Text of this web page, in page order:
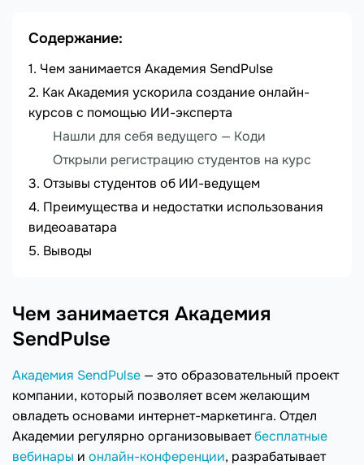
Содержание:
Чем занимается Академия SendPulse
Как Академия ускорила создание онлайн-
курсов с помощью ИИ-эксперта
Нашли для себя ведущего — Коди
Открыли регистрацию студентов на курс
Отзывы студентов об ИИ-ведущем
Преимущества и недостатки использования
видеоаватара
Выводы
Чем занимается Академия
SendPulse
Академия SendPulse — это образовательный проект
компании, который позволяет всем желающим
овладеть основами интернет-маркетинга. Отдел
Академии регулярно организовываетбесплатные
вебинары и онлайн-конференции, разрабатывает